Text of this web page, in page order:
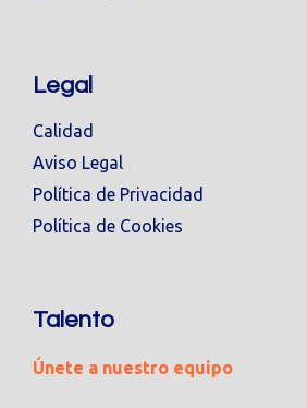
Legal
Calidad
Aviso Legal
Política de Privacidad
Política de Cookies
Talento
Únete a nuestro equipo